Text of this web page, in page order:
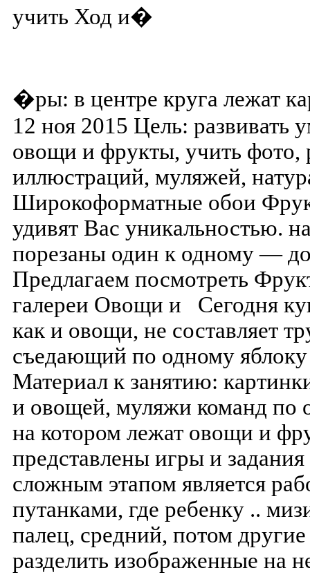
учить Ход и�
�ры: в центре круга лежат
12 ноя 2015 Цель: развивать
овощи и фрукты, учить фото,
иллюстраций, муляжей,
Широкоформатные обои
удивят Вас уникальностью.
порезаны один к одному —
Предлагаем посмотреть
галереи Овощи и Сегодня
как и овощи, не составляет
съедающий по одному
Материал к занятию:
и овощей, муляжи команд по
на котором лежат овощи и
представлены игры и
сложным этапом является
путанками, где ребенку ..
палец, средний, потом
разделить изображенные на